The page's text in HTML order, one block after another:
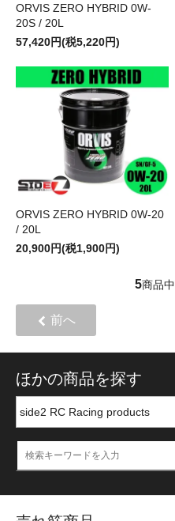
ORVIS ZERO HYBRID 0W-
20S / 20L
57,420円(税5,220円)
ORVIS ZERO HYBRID 0W-20
/ 20L
20,900円(税1,900円)
5商品中
前へ
ほかの商品を探す